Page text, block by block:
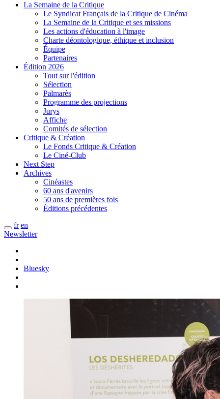
La Semaine de la Critique
Le Syndicat Français de la Critique de Cinéma
La Semaine de la Critique et ses missions
Les actions d'éducation à l'image
Charte déontologique, éthique et inclusion
Équipe
Partenaires
Édition 2026
Tout sur l'édition
Sélection
Palmarès
Programme des projections
Jurys
Affiche
Comités de sélection
Critique & Création
Le Fonds Critique & Création
Le Ciné-Club
Next Step
Archives
Cinéastes
60 ans d'avenirs
50 ans de premières fois
Éditions précédentes
fr en
Newsletter
Bluesky